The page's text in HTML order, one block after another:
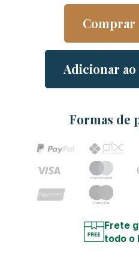
Comprar
Adicionar
Formas de
Frete
todo o